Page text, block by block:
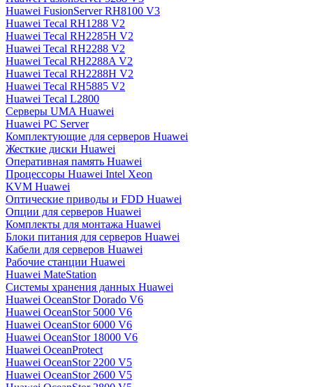
Huawei FusionServer RH8100 V3
Huawei Tecal RH1288 V2
Huawei Tecal RH2285H V2
Huawei Tecal RH2288 V2
Huawei Tecal RH2288A V2
Huawei Tecal RH2288H V2
Huawei Tecal RH5885 V2
Huawei Tecal L2800
Серверы UMA Huawei
Huawei PC Server
Комплектующие для серверов Huawei
Жесткие диски Huawei
Оперативная память Huawei
Процессоры Huawei Intel Xeon
KVM Huawei
Оптические приводы и FDD Huawei
Опции для серверов Huawei
Комплекты для монтажа Huawei
Блоки питания для серверов Huawei
Кабели для серверов Huawei
Рабочие станции Huawei
Huawei MateStation
Системы хранения данных Huawei
Huawei OceanStor Dorado V6
Huawei OceanStor 5000 V6
Huawei OceanStor 6000 V6
Huawei OceanStor 18000 V6
Huawei OceanProtect
Huawei OceanStor 2200 V5
Huawei OceanStor 2600 V5